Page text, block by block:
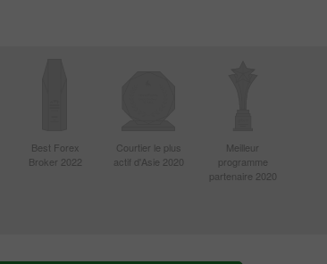
Best Forex
Broker 2022
Courtier le plus
actif d'Asie 2020
Meilleur
programme
partenaire 2020